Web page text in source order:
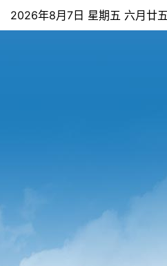
2026年8月7日 星期五 六月廿